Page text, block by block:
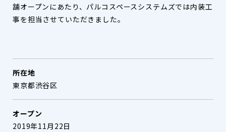
舗オープンにあたり、パルコスペースシステムズでは内装工
事を担当させていただきました。
所在地
東京都渋谷区
オープン
2019年11月22日